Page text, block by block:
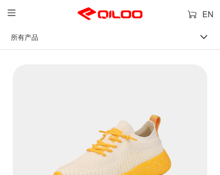
EN
所有产品